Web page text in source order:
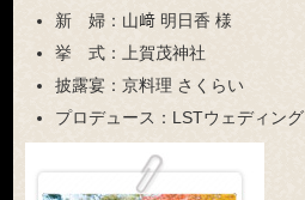
新 婦： 山﨑 明日香 様
挙 式：
上賀茂神社
披露宴：京料理 さくらい
プロデュース： LSTウェディング